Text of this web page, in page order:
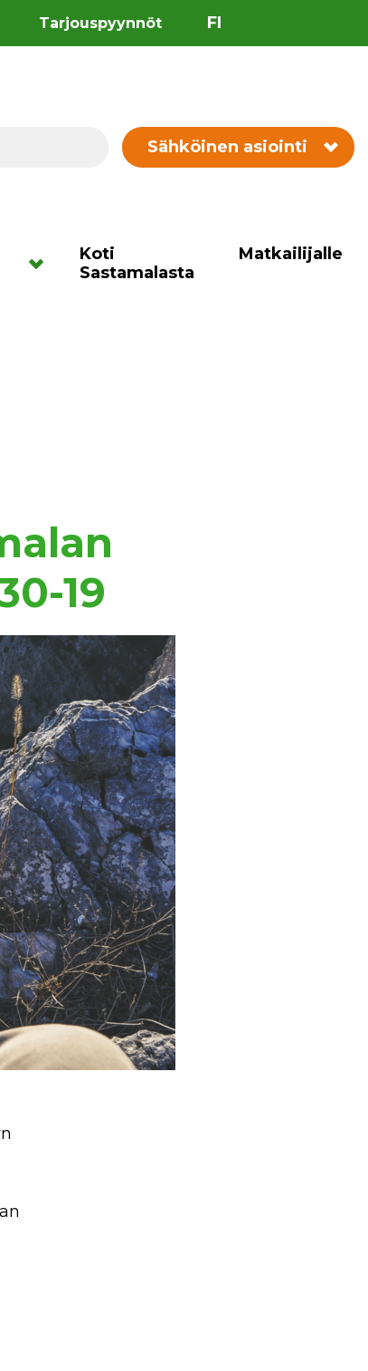
Tarjouspyynnöt FI
Sähköinen asiointi
Koti
Sastamalasta
Matkailijalle
19